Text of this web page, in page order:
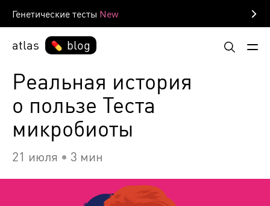
Генетические тесты
atlas blog
Реальная история
о пользе Теста
микробиоты
21 июля 3 мин